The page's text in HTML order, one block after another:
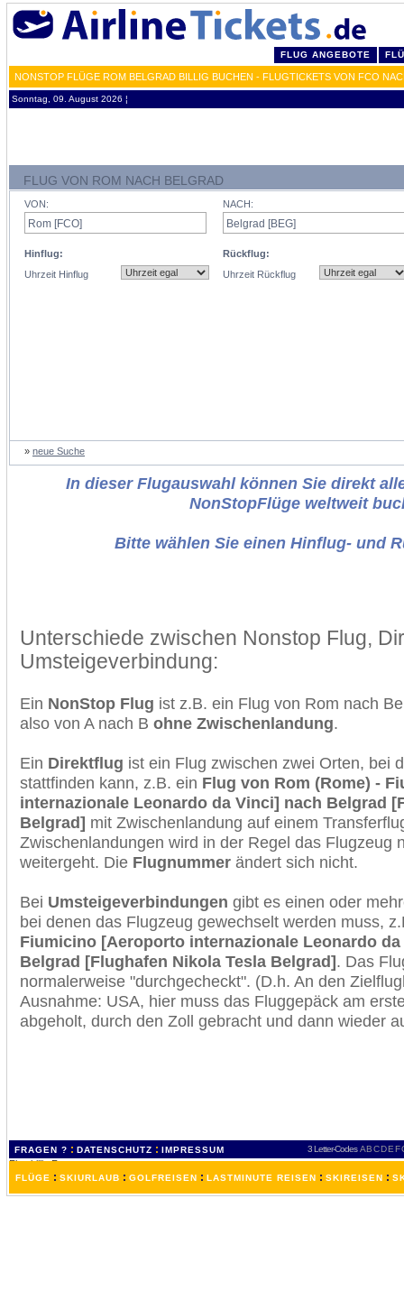
FLUG ANGEBOTE
NONSTOP FLÜGE ROM BELGRAD BILLIG BUCHEN - FLUGTICKETS VON FCO
Sonntag, 09. August 2026 ¦
FLUG VON ROM NACH BELGRAD
VON:
Hinflug:
Uhrzeit Hinflug
NACH:
Rückflug:
Uhrzeit Rückflug
» neue Suche
In dieser Flugauswahl können Sie direkt
NonStopFlüge weltweit
Bitte wählen Sie einen Hinflug- und
Unterschiede zwischen Nonstop Flug,
Umsteigeverbindung:
Ein NonStop Flug ist z.B. ein Flug von Rom nach
also von A nach B ohne Zwischenlandung.
Ein Direktflug ist ein Flug zwischen zwei Orten, bei
stattfinden kann, z.B. ein Flug von Rom (Rome) -
internazionale Leonardo da Vinci] nach Belgrad
Belgrad] mit Zwischenlandung auf einem
Zwischenlandungen wird in der Regel das Flugzeug
weitergeht. Die Flugnummer ändert sich nicht.
Bei Umsteigeverbindungen gibt es einen oder
bei denen das Flugzeug gewechselt werden muss,
Fiumicino [Aeroporto internazionale Leonardo
Belgrad [Flughafen Nikola Tesla Belgrad]. Das
normalerweise "durchgecheckt". (D.h. An den
Ausnahme: USA, hier muss das Fluggepäck am
abgeholt, durch den Zoll gebracht und dann wieder
FRAGEN ? : DATENSCHUTZ : IMPRESSUM 3 Letter-Codes ABCDEF
FLÜGE : SKIURLAUB : GOLFREISEN : LASTMINUTE REISEN : SKIREISEN :